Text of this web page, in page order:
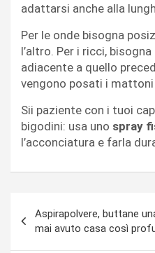
adattarsi anche alla
Per le onde bisogna
l’altro. Per i ricci,
adiacente a quello
vengono posati i
Sii paziente con i tuoi
bigodini: usa uno spray
l’acconciatura e farla
articoli
Aspirapolvere, buttane
mai avuto casa così